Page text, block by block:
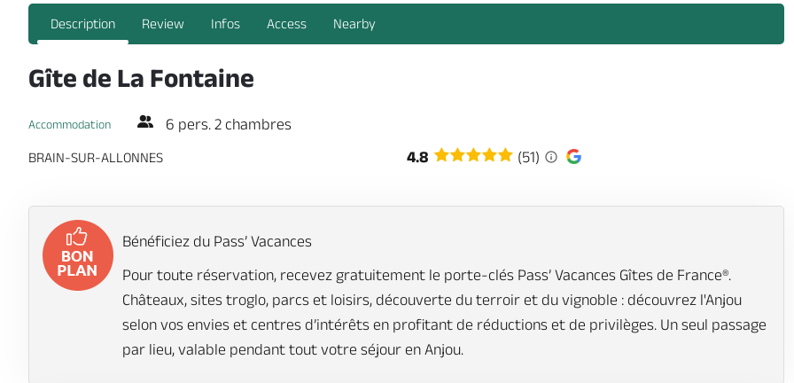
Description Review Infos Access Nearby
Gîte de La Fontaine
Accommodation 6 pers. 2 chambres
BRAIN-SUR-ALLONNES 4.8 (51)
Bénéficiez du Pass’ Vacances
Pour toute réservation, recevez gratuitement le porte-clés Pass’ Vacances Gîtes de France®.
Châteaux, sites troglo, parcs et loisirs, découverte du terroir et du vignoble : découvrez l'Anjou
selon vos envies et centres d’intérêts en profitant de réductions et de privilèges. Un seul passage
par lieu, valable pendant tout votre séjour en Anjou.